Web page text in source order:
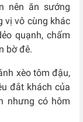
nên ăn sướng
vị vô cùng khác
quạnh, chấm
bờ đê.
xèo tôm đậu,
đắt khách của
nhưng có hôm